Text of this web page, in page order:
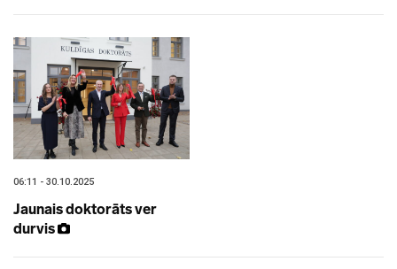
06:11 - 30.10.2025
Jaunais doktorāts ver
durvis